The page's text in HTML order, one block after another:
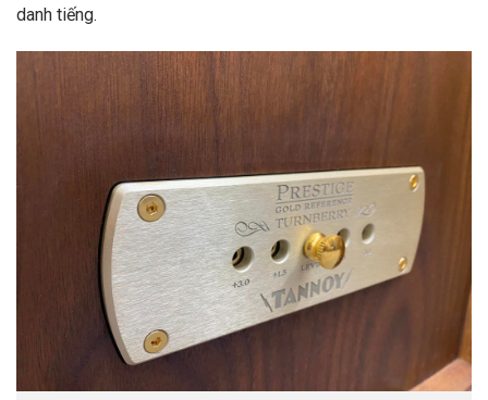
danh tiếng.